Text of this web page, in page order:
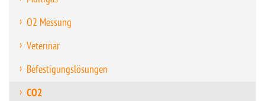
O2 Messung
Veterinär
Befestigungslösungen
CO2